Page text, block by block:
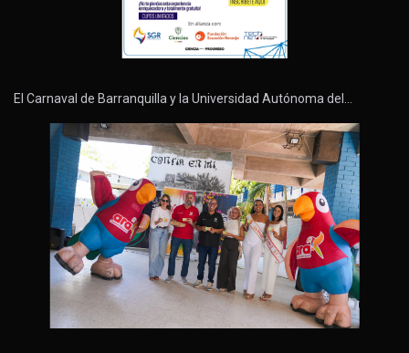
El Carnaval de Barranquilla y la Universidad Autónoma del…